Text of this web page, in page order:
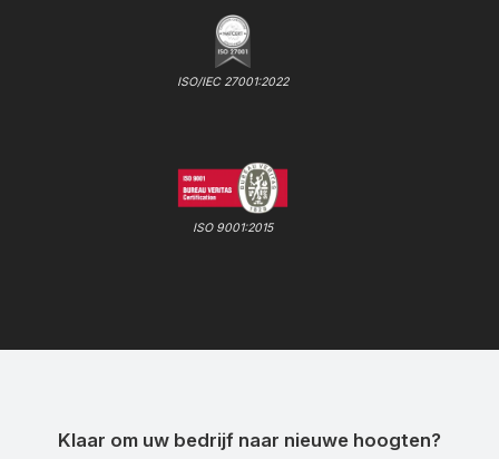
ISO/IEC 27001:2022
ISO 9001:2015
Klaar om uw bedrijf naar nieuwe hoogten?